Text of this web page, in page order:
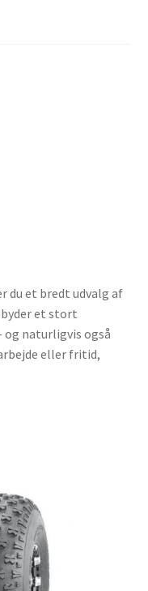
du et bredt udvalg af
et stort
naturligvis også
eller fritid,